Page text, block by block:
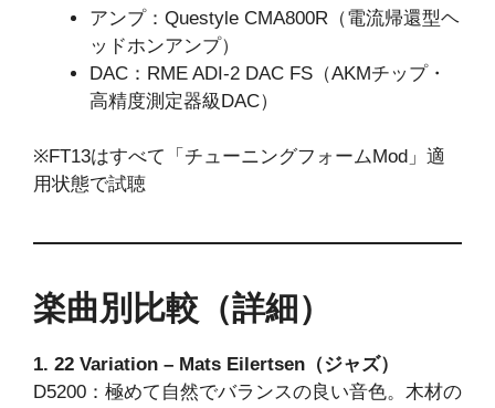
アンプ：Questyle CMA800R（電流帰還型ヘ
ッドホンアンプ）
DAC：RME ADI-2 DAC FS（AKMチップ・
高精度測定器級DAC）
※FT13はすべて「チューニングフォームMod」適
用状態で試聴
楽曲別比較（詳細）
1. 22 Variation – Mats Eilertsen（ジャズ）
D5200：極めて自然でバランスの良い音色。木材の